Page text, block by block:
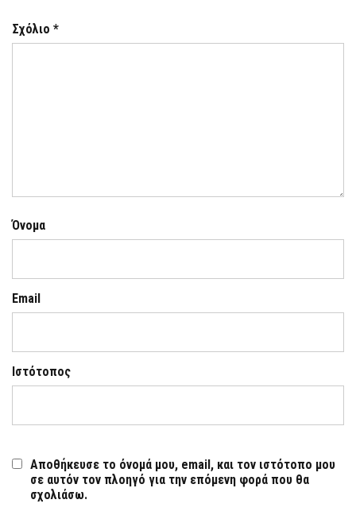
Σχόλιο *
Όνομα
Email
Ιστότοπος
Αποθήκευσε το όνομά μου, email, και τον ιστότοπο μου
σε αυτόν τον πλοηγό για την επόμενη φορά που θα
σχολιάσω.